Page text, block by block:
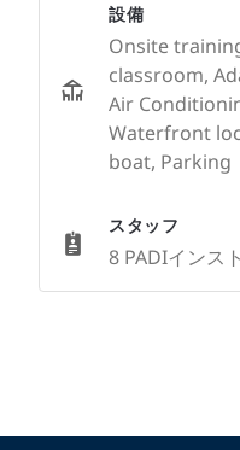
設備
Onsite
classroom,
Air
Waterfront
boat, Parking
スタッフ
8 PADIインス